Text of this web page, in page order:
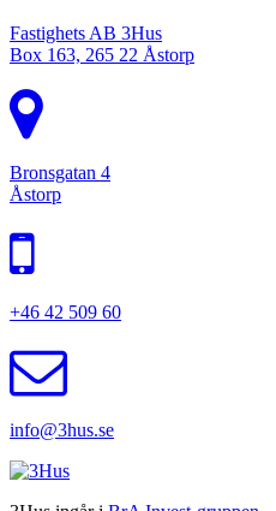
Fastighets AB 3Hus
Box 163, 265 22 Åstorp
Bronsgatan 4
Åstorp
+46 42 509 60
info@3hus.se